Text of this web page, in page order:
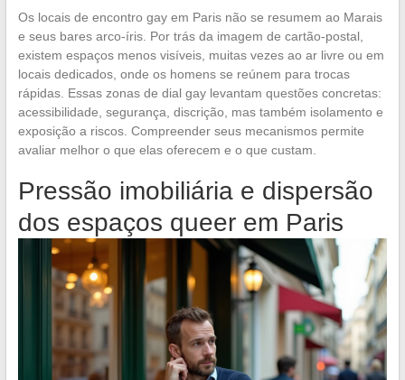
Os locais de encontro gay em Paris não se resumem ao Marais
e seus bares arco-íris. Por trás da imagem de cartão-postal,
existem espaços menos visíveis, muitas vezes ao ar livre ou em
locais dedicados, onde os homens se reúnem para trocas
rápidas. Essas zonas de dial gay levantam questões concretas:
acessibilidade, segurança, discrição, mas também isolamento e
exposição a riscos. Compreender seus mecanismos permite
avaliar melhor o que elas oferecem e o que custam.
Pressão imobiliária e dispersão
dos espaços queer em Paris